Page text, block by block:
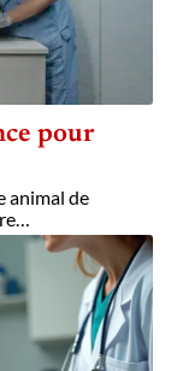
pour
animal de
…